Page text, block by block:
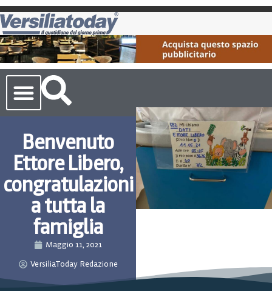
Benvenuto
Ettore Libero,
congratulazioni
a tutta la
famiglia
Maggio 11, 2021
VersiliaToday Redazione